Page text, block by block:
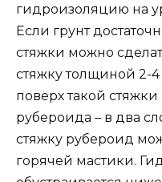
гидроизоляцию на
Если грунт
стяжки можно
стяжку толщиной 2-
поверх такой стяжки
рубероида – в два
стяжку рубероид
горячей мастики.